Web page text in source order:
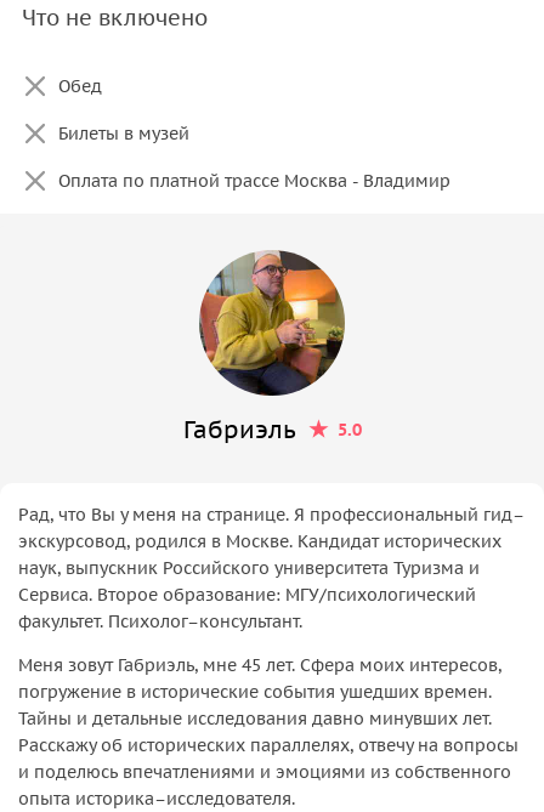
Что не включено
Обед
Билеты в музей
Оплата по платной трассе Москва - Владимир
Габриэль 5.0
Рад, что Вы у меня на странице. Я профессиональный гид–
экскурсовод, родился в Москве. Кандидат исторических
наук, выпускник Российского университета Туризма и
Сервиса. Второе образование: МГУ/психологический
факультет. Психолог–консультант.
Меня зовут Габриэль, мне 45 лет. Сфера моих интересов,
погружение в исторические события ушедших времен.
Тайны и детальные исследования давно минувших лет.
Расскажу об исторических параллелях, отвечу на вопросы
и поделюсь впечатлениями и эмоциями из собственного
опыта историка–исследователя.